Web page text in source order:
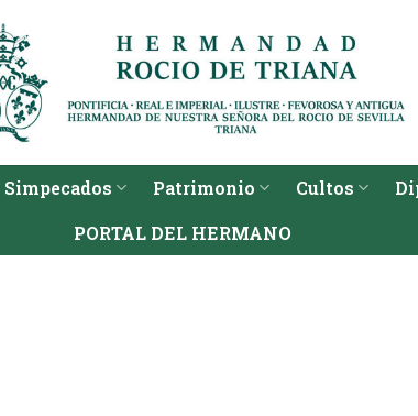
Simpecados Patrimonio Cultos
PORTAL DEL HERMANO